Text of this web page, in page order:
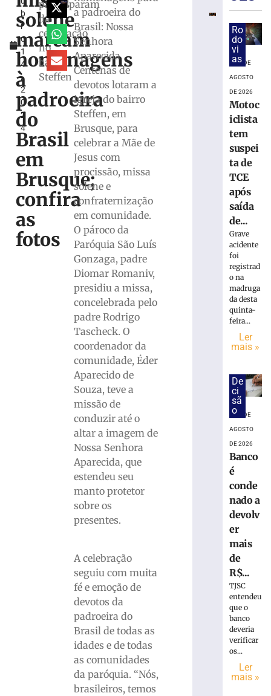
b
r
o
1
4
,
2
0
2
4
solene
marcam
homenagens
à
padroeira
do
Brasil
em
Brusque;
confira
as
fotos
participaram
da
celebração
no
bairro
Steffen
a padroeira do
Brasil: Nossa
Senhora
Aparecida.
Centenas de
devotos lotaram a
igreja do bairro
Steffen, em
Brusque, para
celebrar a Mãe de
Jesus com
procissão, missa
solene e
confraternização
em comunidade.
O pároco da
Paróquia São Luís
Gonzaga, padre
Diomar Romaniv,
presidiu a missa,
concelebrada pelo
padre Rodrigo
Tascheck. O
coordenador da
comunidade, Éder
Aparecido de
Souza, teve a
missão de
conduzir até o
altar a imagem de
Nossa Senhora
Aparecida, que
estendeu seu
manto protetor
sobre os
presentes.
A celebração
seguiu com muita
fé e emoção de
devotos da
padroeira do
Brasil de todas as
idades e de todas
as comunidades
da paróquia. “Nós,
brasileiros, temos
escultor
Karl
aproxima
estudantes
história
patrimônio
cultural
Brusque
agosto
Grande
chuva
ventos
agosto
Veolia
lança
canal
único
WhatsApp
Ro
do
vi
as6 DE
AGOSTO
DE 2026
Motoc
iclista
tem
suspei
ta de
TCE
após
saída
de...
Grave
acidente
foi
registrad
o na
madruga
da desta
quinta-
feira...
Ler
mais »
De
ci
sã
o
6 DE
AGOSTO
DE 2026
Banco
é
conde
nado a
devolv
er
mais
de
R$...
TJSC
entendeu
que o
banco
deveria
verificar
os...
Ler
mais »